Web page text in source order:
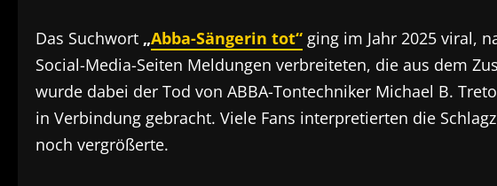
Das Suchwort „Abba-Sängerin tot“ ging im Jahr 2025 viral,
Social-Media-Seiten Meldungen verbreiteten, die aus dem
wurde dabei der Tod von ABBA-Tontechniker Michael B.
in Verbindung gebracht. Viele Fans interpretierten die
noch vergrößerte.